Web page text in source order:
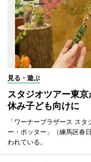
見る・遊ぶ
スタジオツアー東
休み子ども向けに
「ワーナーブラザース ス
ー・ポッター」（練馬区春
われている。